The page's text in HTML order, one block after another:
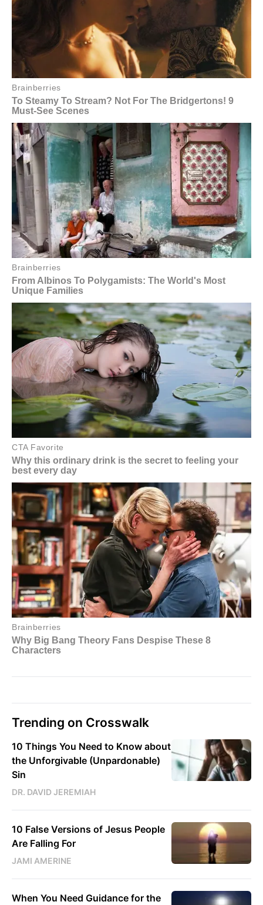
Trending on Crosswalk
10 Things You Need to Know about
the Unforgivable (Unpardonable)
Sin
DR. DAVID JEREMIAH
10 False Versions of Jesus People
Are Falling For
JAMI AMERINE
When You Need Guidance for the